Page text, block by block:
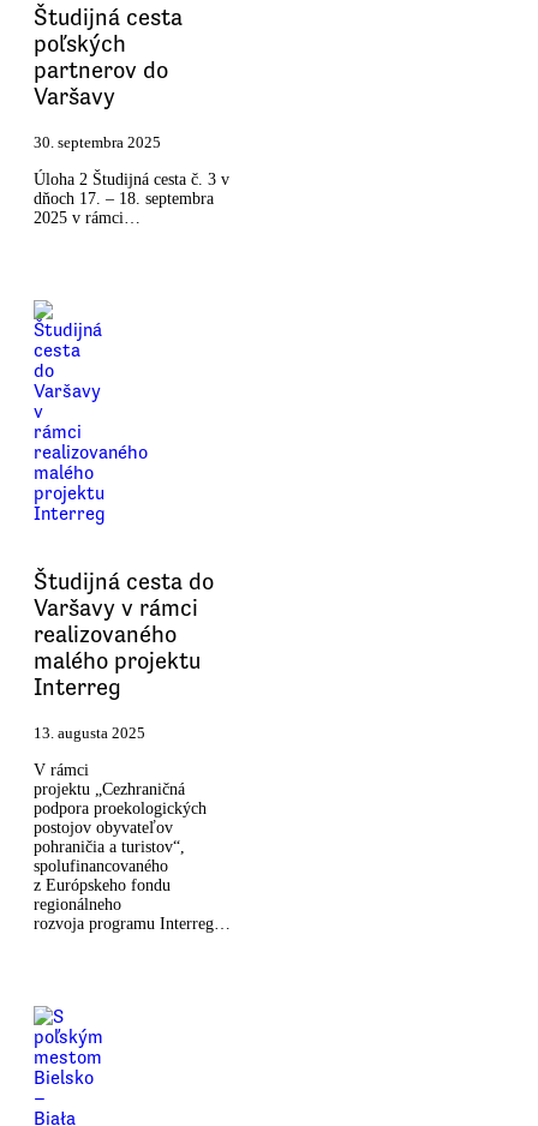
Študijná cesta
poľských
partnerov do
Varšavy
30. septembra 2025
Úloha 2 Študijná cesta č. 3 v
dňoch 17. – 18. septembra
2025 v rámci…
Študijná cesta do
Varšavy v rámci
realizovaného
malého projektu
Interreg
13. augusta 2025
V rámci
projektu „Cezhraničná
podpora proekologických
postojov obyvateľov
pohraničia a turistov“,
spolufinancovaného
z Európskeho fondu
regionálneho
rozvoja programu Interreg…